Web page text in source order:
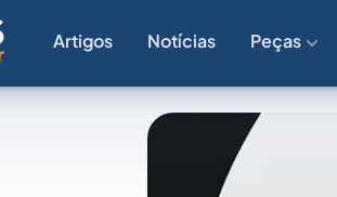
Artigos Notícias Peças